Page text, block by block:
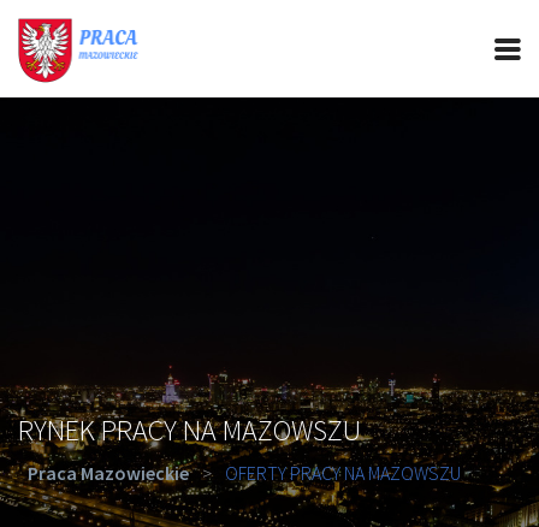
RYNEK PRACY NA MAZOWSZU
Praca Mazowieckie > OFERTY PRACY NA MAZOWSZU